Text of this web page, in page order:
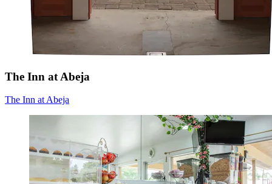
The Inn at Abeja
The Inn at Abeja